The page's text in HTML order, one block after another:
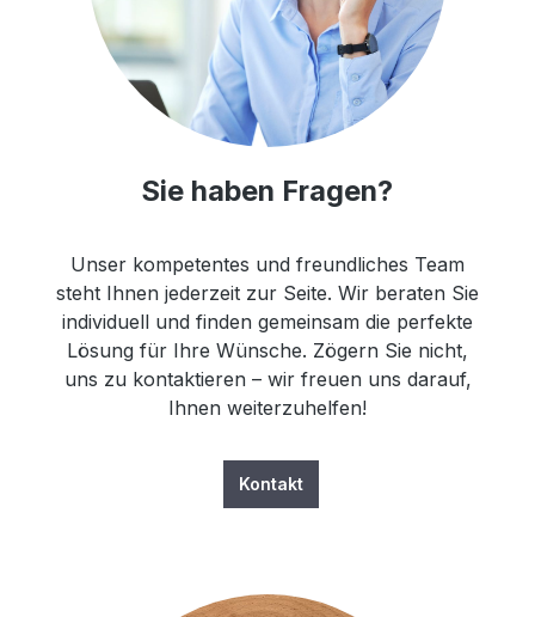
Sie haben Fragen?
Unser kompetentes und freundliches Team
steht Ihnen jederzeit zur Seite. Wir beraten Sie
individuell und finden gemeinsam die perfekte
Lösung für Ihre Wünsche. Zögern Sie nicht,
uns zu kontaktieren – wir freuen uns darauf,
Ihnen weiterzuhelfen!
Kontakt